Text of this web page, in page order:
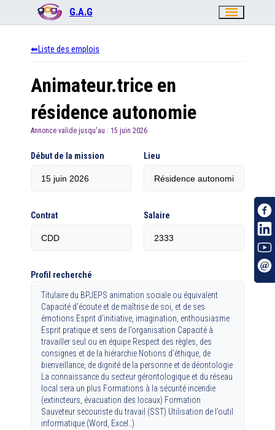
G.A.G menu
Liste des emplois
Animateur.trice en
résidence autonomie
Annonce valide jusqu'au : 15 juin 2026
Début de la mission Lieu
Contrat Salaire
Profil recherché
Titulaire du BPJEPS animation sociale ou équivalent
Capacité d’écoute et de maîtrise de soi, et de ses
émotions Esprit d’initiative, imagination, enthousiasme
Esprit pratique et sens de l’organisation Capacité à
travailler seul ou en équipe Respect des règles, des
consignes et de la hiérarchie Notions d’éthique, de
bienveillance, de dignité de la personne et de déontologie
La connaissance du secteur gérontologique et du réseau
local sera un plus Formations à la sécurité incendie
(extincteurs, évacuation des locaux) Formation
Sauveteur secouriste du travail (SST) Utilisation de l’outil
informatique (Word, Excel..)